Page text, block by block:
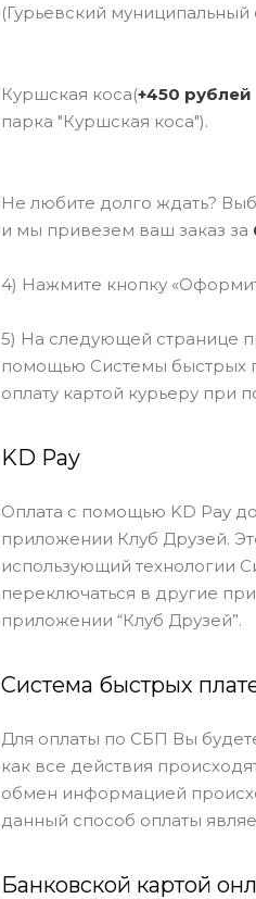
(Гурьевский муниципальный
Куршская коса(+450 рублей
парка "Куршская коса").
Не любите долго ждать?
и мы привезем ваш заказ за
4) Нажмите кнопку
5) На следующей странице
помощью Системы быстрых
оплату картой курьеру при
KD Pay
Оплата с помощью KD Pay
приложении Клуб Друзей.
использующий технологии
переключаться в другие
приложении “Клуб Друзей”.
Система быстрых
Для оплаты по СБП Вы
как все действия
обмен информацией
данный способ оплаты
Банковской картой